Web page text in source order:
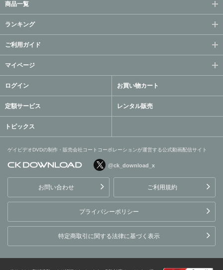
商品一覧
ランキング
ご利用ガイド
マイページ
ログイン お買い物カート
定額サービス レンタル販売
トピックス
ゲイビデオDVDの制作・販売会社コートコーポレーションが運営する公式動画配信サイト
ョンが運営する公式動画配
信サイト
@ck_download_x
お問い合わせ ご利用規約
プライバシーポリシー
特定商取引に関する法律に基づく表示